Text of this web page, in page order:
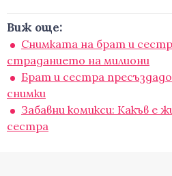
Виж още:
Снимката на брат и
страданието на милиони
Брат и сестра
снимки
Забавни комикси: Какъв е
сестра